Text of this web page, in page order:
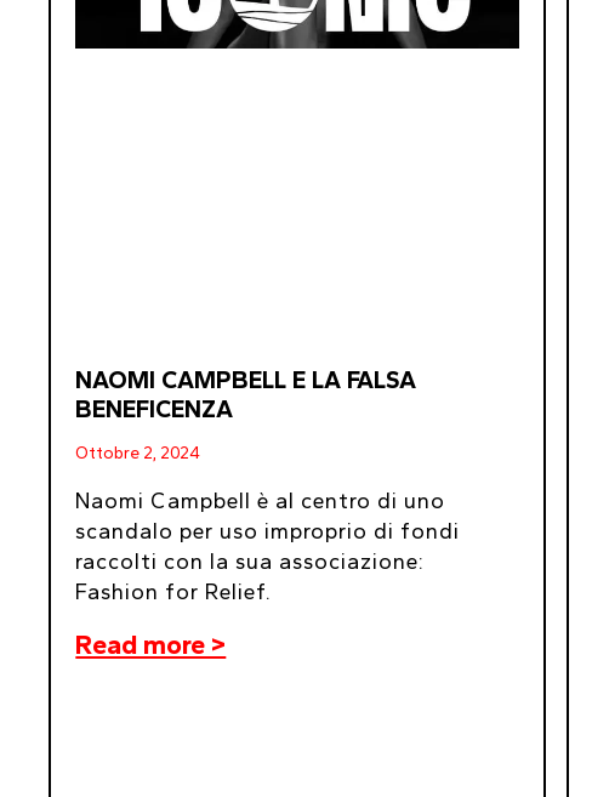
NAOMI CAMPBELL E LA FALSA
BENEFICENZA
Ottobre 2, 2024
Naomi Campbell è al centro di uno
scandalo per uso improprio di fondi
raccolti con la sua associazione:
Fashion for Relief.
Read more >